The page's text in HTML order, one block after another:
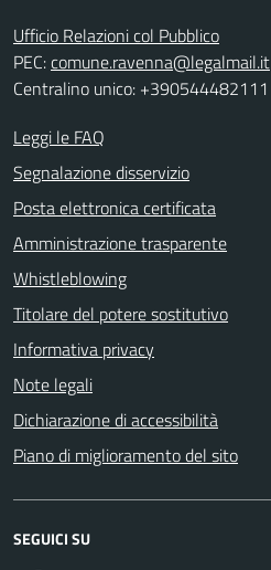
Ufficio Relazioni col Pubblico
PEC:comune.ravenna@legalmail.it
Centralino unico: +390544482111
Leggi le FAQ
Segnalazione disservizio
Posta elettronica certificata
Amministrazione trasparente
Whistleblowing
Titolare del potere sostitutivo
Informativa privacy
Note legali
Dichiarazione di accessibilità
Piano di miglioramento del sito
SEGUICI SU